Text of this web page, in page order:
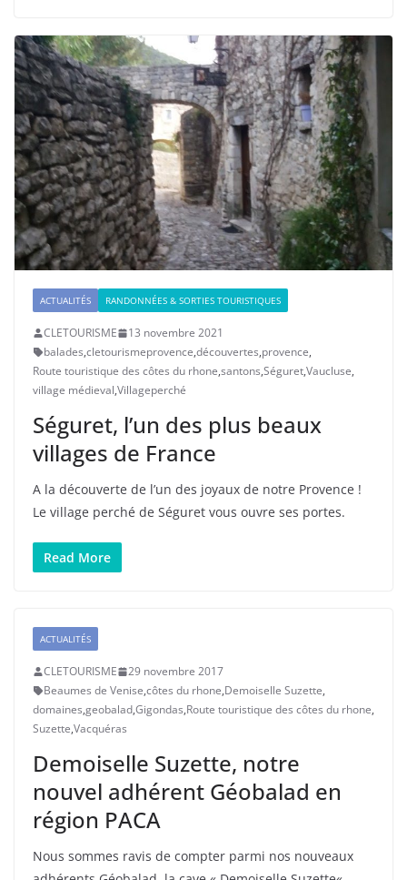
ACTUALITÉS RANDONNÉES & SORTIES TOURISTIQUES
CLETOURISME
13 novembre 2021
balades,cletourismeprovence,découvertes,provence,
Route touristique des côtes du rhone,santons,Séguret,Vaucluse,
village médieval,Villageperché
Séguret, l’un des plus beaux
villages de France
A la découverte de l’un des joyaux de notre Provence !
Le village perché de Séguret vous ouvre ses portes.
Read More
ACTUALITÉS
CLETOURISME
29 novembre 2017
Beaumes de Venise,côtes du rhone,Demoiselle Suzette,
domaines,geobalad,Gigondas,Route touristique des côtes du rhone,
Suzette,Vacquéras
Demoiselle Suzette, notre
nouvel adhérent Géobalad en
région PACA
Nous sommes ravis de compter parmi nos nouveaux